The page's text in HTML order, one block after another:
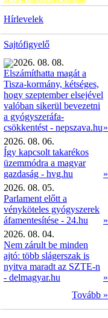
Hírlevelek
Sajtófigyelő
2026. 08. 08.
Elszámíthatta magát a
Tisza-kormány, kétséges,
hogy szeptember elsejével
valóban sikerül bevezetni
a gyógyszeráfa-
csökkentést - nepszava.hu»
2026. 08. 06.
Így kapcsolt takarékos
üzemmódra a magyar
gazdaság - hvg.hu
»
2026. 08. 05.
Parlament előtt a
vényköteles gyógyszerek
áfamentesítése - 24.hu
»
2026. 08. 04.
Nem zárult be minden
ajtó: több slágerszak is
nyitva maradt az SZTE-n
- delmagyar.hu
»
Tovább »